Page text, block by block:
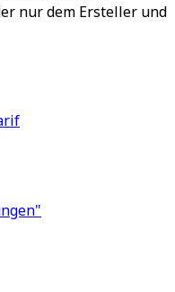
nur dem Ersteller und